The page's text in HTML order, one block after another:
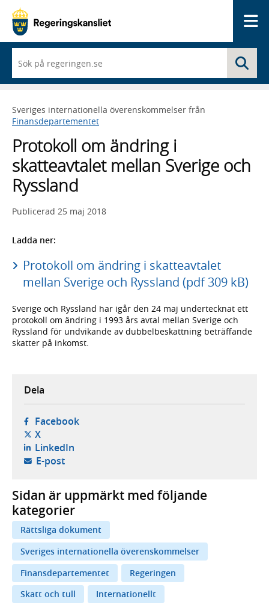
du
börjar
skriva
framträder
en
med
sökförslag
Sveriges internationella överenskommelser från
Finansdepartementet
Protokoll om ändring i
skatteavtalet mellan Sverige och
Ryssland
Publicerad 25 maj 2018
Ladda ner:
Protokoll om ändring i skatteavtalet
mellan Sverige och Ryssland (pdf 309 kB)
Sverige och Ryssland har igår den 24 maj undertecknat ett
protokoll om ändring i 1993 års avtal mellan Sverige och
Ryssland för undvikande av dubbelbeskattning beträffande
skatter på inkomst.
Dela
Facebook- öppnas i ny flik, extern webbplats,
X- öppnas i ny flik, extern webbplats,
LinkedIn- öppnas i ny flik, extern webbplats,
E-post- öppnar din e-postklient,
Sidan är uppmärkt med följande
kategorier
Rättsliga dokument
Sveriges internationella överenskommelser
Finansdepartementet
Regeringen
Skatt och tull
Internationellt